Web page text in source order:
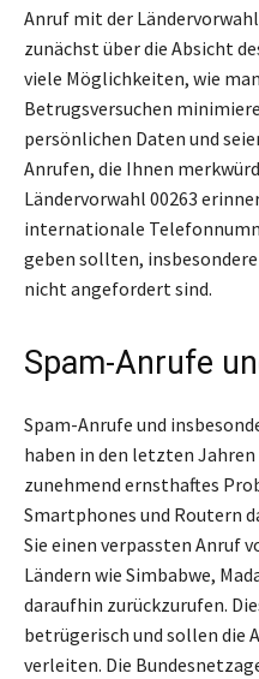
Anruf mit der
zunächst über die Absicht
viele Möglichkeiten, wie
Betrugsversuchen
persönlichen Daten und
Anrufen, die Ihnen
Ländervorwahl 00263
internationale
geben sollten,
nicht angefordert sind.
Spam-Anrufe
Spam-Anrufe und
haben in den letzten
zunehmend ernsthaftes
Smartphones und Routern
Sie einen verpassten Anruf
Ländern wie Simbabwe,
daraufhin zurückzurufen.
betrügerisch und sollen die
verleiten. Die